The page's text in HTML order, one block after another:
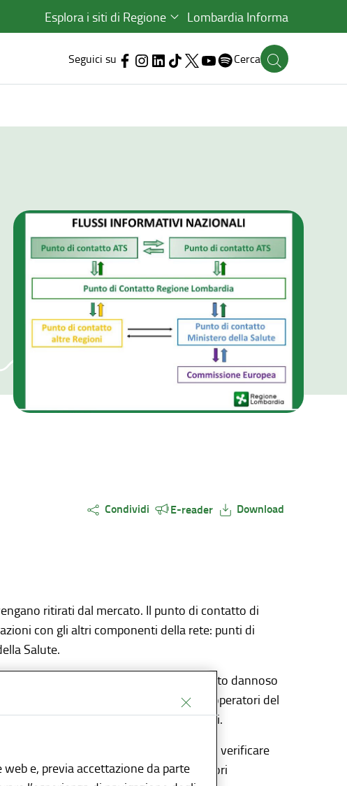
Esplora i siti di Regione Lombardia Informa
Seguici su Cerca
Condividi E-reader Download
ritirati dal mercato. Il punto di contatto di
con gli altri componenti della rete: punti di
Salute.
ai requisiti di sicurezza in quanto dannoso
o 15 del Regolamento CE 178/2002) , gli operatori del
e informare, se del caso, i consumatori.
e veterinari delle ATS lombarde) è verificare
ed eventualmente adottare ulteriori
e, previa accettazione da parte